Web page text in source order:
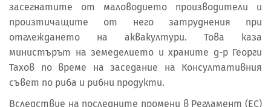
засегнатите от маловодието производители и
произтичащите от него затруднения при
отглеждането на аквакултури. Това каза
министърът на земеделието и храните д-р Георги
Тахов по време на заседание на Консултативния
съвет по риба и рибни продукти.
Вследствие на последните промени в Регламент (ЕС)